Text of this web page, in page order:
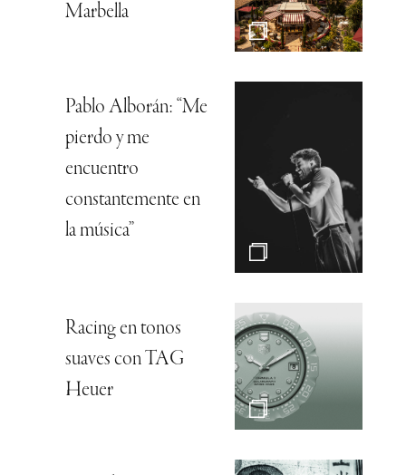
Marbella
Pablo Alborán: “Me
pierdo y me
encuentro
constantemente en
la música”
Racing en tonos
suaves con TAG
Heuer